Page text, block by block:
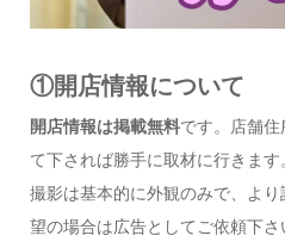
①開店情報について
開店情報は掲載無料です。店舗住
て下されば勝手に取材に行きます
撮影は基本的に外観のみで、よ
望の場合は広告としてご依頼下さ